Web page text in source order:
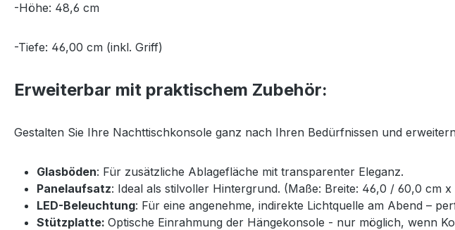
-Höhe: 48,6 cm
-Tiefe: 46,00 cm (inkl. Griff)
Erweiterbar mit praktischem Zubehör:
Gestalten Sie Ihre Nachttischkonsole ganz nach Ihren Bedürfnissen und
Glasböden: Für zusätzliche Ablagefläche mit transparenter Eleganz.
Panelaufsatz: Ideal als stilvoller Hintergrund. (Maße: Breite: 46,0 / 60,0 cm
LED-Beleuchtung: Für eine angenehme, indirekte Lichtquelle am Abend –
Stützplatte: Optische Einrahmung der Hängekonsole - nur möglich, wenn